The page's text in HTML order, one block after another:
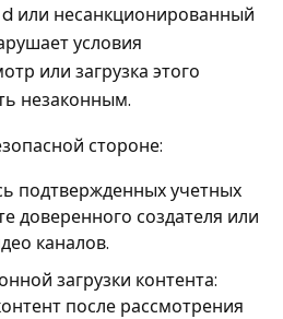
или несанкционированный
условия
или загрузка этого
незаконным.
стороне:
подтвержденных учетных
доверенного создателя или
каналов.
загрузки контента:
после рассмотрения